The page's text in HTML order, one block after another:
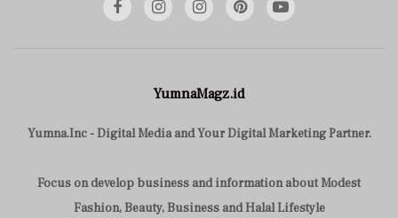
YumnaMagz.id
Yumna.Inc - Digital Media and Your Digital Marketing Partner.
Focus on develop business and information about Modest
Fashion, Beauty, Business and Halal Lifestyle